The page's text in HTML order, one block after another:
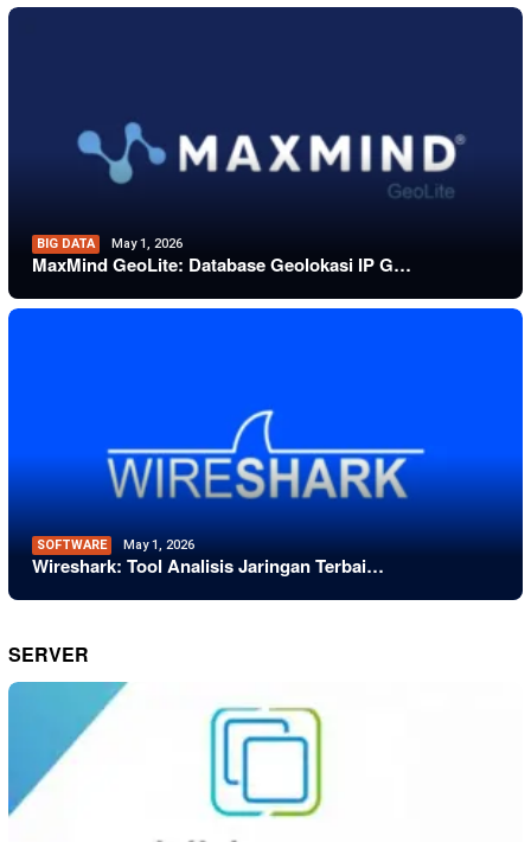
BIG DATA May 1, 2026
MaxMind GeoLite: Database Geolokasi IP G…
SOFTWARE May 1, 2026
Wireshark: Tool Analisis Jaringan Terbai…
SERVER